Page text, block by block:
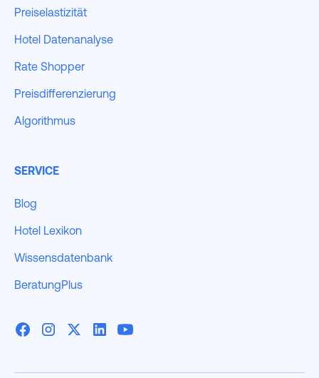
Preiselastizität
Hotel Datenanalyse
Rate Shopper
Preisdifferenzierung
Algorithmus
SERVICE
Blog
Hotel Lexikon
Wissensdatenbank
BeratungPlus